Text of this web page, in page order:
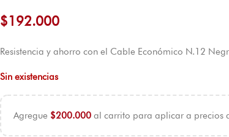
$192.000
Resistencia y ahorro con el Cable Económico N.12
Sin existencias
Agregue $200.000 al carrito para aplicar a precios